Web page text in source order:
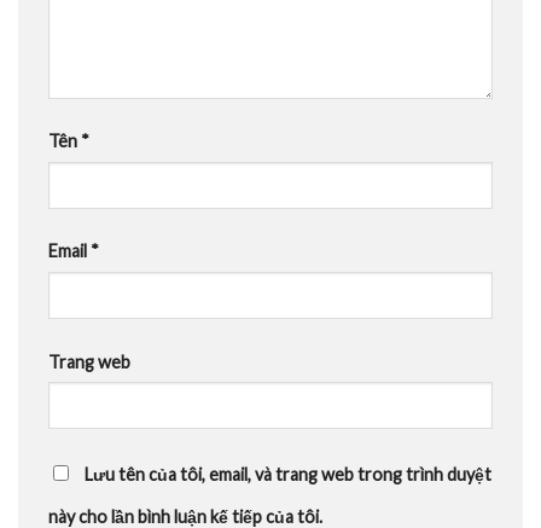
Tên *
Email *
Trang web
Lưu tên của tôi, email, và trang web trong trình duyệt
này cho lần bình luận kế tiếp của tôi.